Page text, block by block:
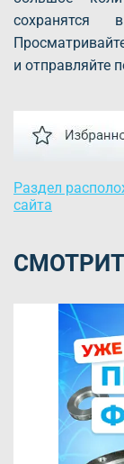
и отправляйте
Раздел
сайта